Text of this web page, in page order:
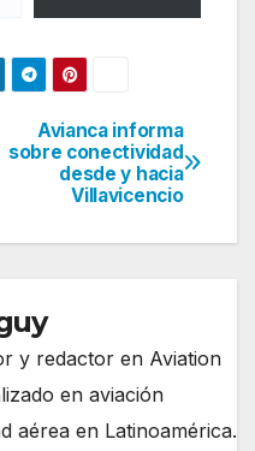
Avianca informa
sobre conectividad
desde y hacia
Villavicencio
y redactor en Aviation
en aviación
aérea en Latinoamérica.